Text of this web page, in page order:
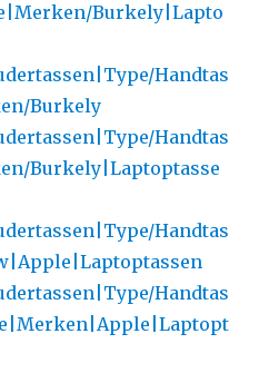
Burkely|Lapto
Handtas
Burkely
Handtas
Burkely|Laptoptasse
Handtas
Handtas